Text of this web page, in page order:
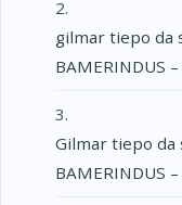
gilmar tiepo da
BAMERINDUS
Gilmar tiepo da
BAMERINDUS